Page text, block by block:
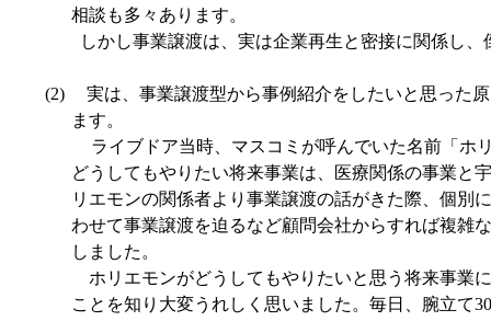
相談も多々あります。
しかし事業譲渡は、実は企業再生と密接に関係し
(2)
実は、事業譲渡型から事例紹介をしたいと思った
ます。
ライブドア当時、マスコミが呼んでいた名前「ホ
どうしてもやりたい将来事業は、医療関係の事業と
リエモンの関係者より事業譲渡の話がきた際、個別
わせて事業譲渡を迫るなど顧問会社からすれば複雑
しました。
ホリエモンがどうしてもやりたいと思う将来事業
ことを知り大変うれしく思いました。毎日、腕立て